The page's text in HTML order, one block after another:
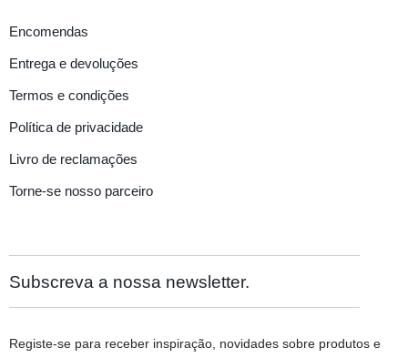
Encomendas
Entrega e devoluções
Termos e condições
Política de privacidade
Livro de reclamações
Torne-se nosso parceiro
Subscreva a nossa newsletter.
Registe-se para receber inspiração, novidades sobre produtos e